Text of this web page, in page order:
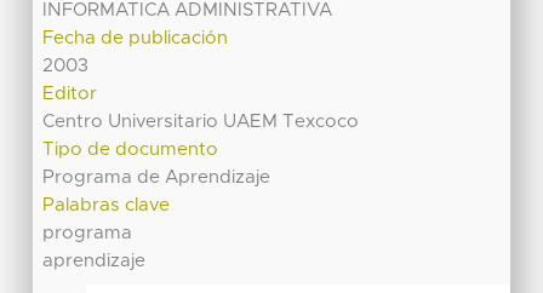
INFORMATICA ADMINISTRATIVA
Fecha de publicación
2003
Editor
Centro Universitario UAEM Texcoco
Tipo de documento
Programa de Aprendizaje
Palabras clave
programa
aprendizaje